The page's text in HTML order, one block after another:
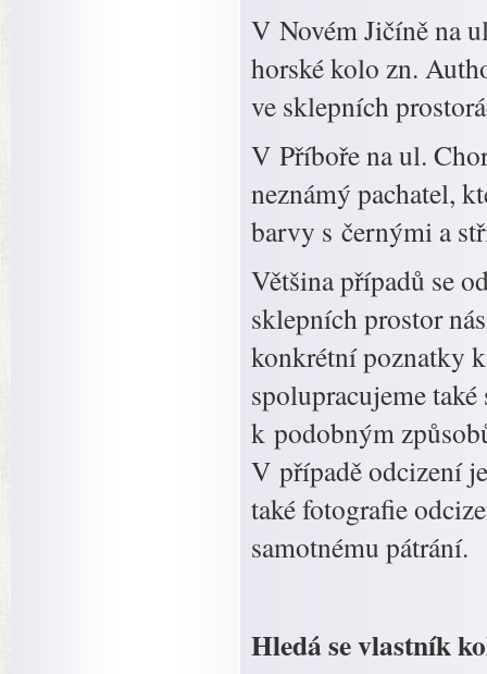
V Novém Jičíně na
horské kolo zn.
ve sklepních
V Příboře na ul.
neznámý pachatel,
barvy s černými a
Většina případů se
sklepních prostor
konkrétní poznatky
spolupracujeme
k podobným
V případě odcizení
také fotografie
samotnému pátrání.
Hledá se vlastník